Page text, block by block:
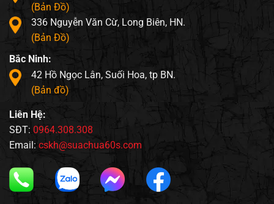
(Bản Đồ)
336 Nguyễn Văn Cừ, Long Biên, HN.
(Bản Đồ)
Bắc Ninh:
42 Hồ Ngọc Lân, Suối Hoa, tp BN.
(Bản đồ)
Liên Hệ:
SĐT: 0964.308.308
Email: cskh@suachua60s.com